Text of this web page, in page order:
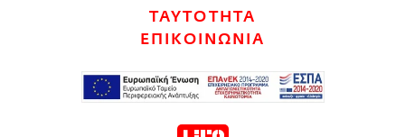
ΤΑΥΤΟΤΗΤΑ
ΕΠΙΚΟΙΝΩΝΙΑ